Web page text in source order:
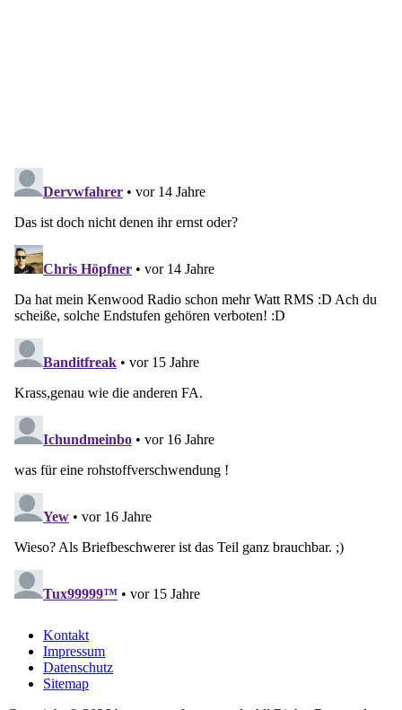
Kontakt
Impressum
Datenschutz
Sitemap